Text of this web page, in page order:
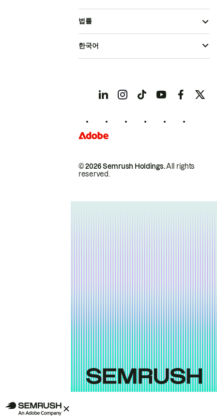
© 2026 Semrush Holdings.All rights
reserved.
법률
한국어